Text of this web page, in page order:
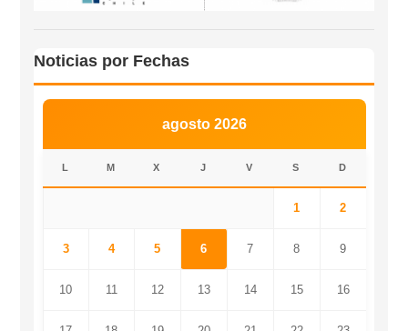
Noticias por Fechas
agosto 2026
L M X J V S D
1 2
3 4 5 6 7 8 9
10 11 12 13 14 15 16